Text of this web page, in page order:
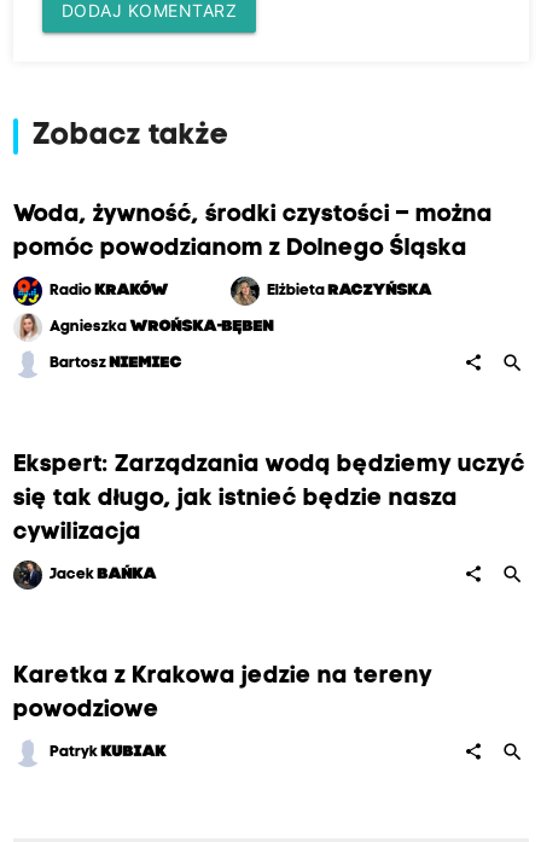
DODAJ KOMENTARZ
Zobacz także
Woda, żywność, środki czystości – można
pomóc powodzianom z Dolnego Śląska
Radio KRAKÓW Elżbieta RACZYŃSKA
Agnieszka WROŃSKA-BĘBEN
Bartosz NIEMIEC share search
Ekspert: Zarządzania wodą będziemy uczyć
się tak długo, jak istnieć będzie nasza
cywilizacja
Jacek BAŃKA share search
Karetka z Krakowa jedzie na tereny
powodziowe
Patryk KUBIAK share search